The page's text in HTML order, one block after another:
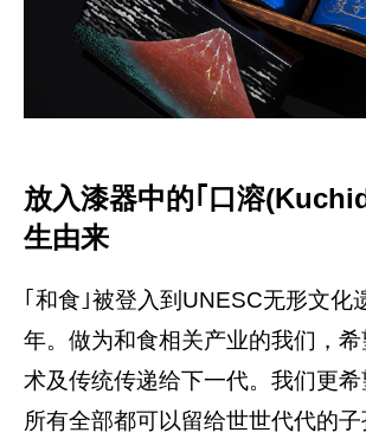
放入漆器中的｢口溶
生由来
｢和食｣被登入到UNESC无形文化
年。做为和食相关产业的我们，
术及传统传递给下一代。我们更
所有全部都可以留给世世代代的